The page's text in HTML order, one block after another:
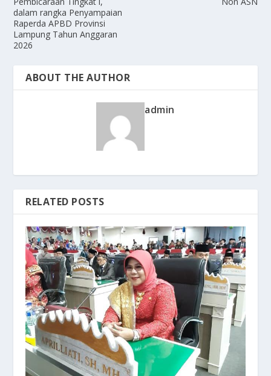
dalam rangka Penyampaian
Raperda APBD Provinsi
Lampung Tahun Anggaran
2026
ABOUT THE AUTHOR
admin
RELATED POSTS